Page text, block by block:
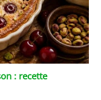
: recette